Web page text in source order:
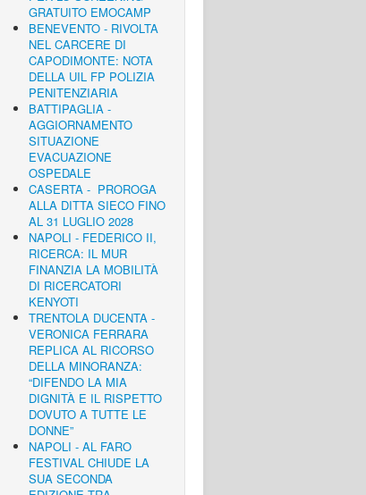
GRATUITO EMOCAMP
BENEVENTO - RIVOLTA
NEL CARCERE DI
CAPODIMONTE: NOTA
DELLA UIL FP POLIZIA
PENITENZIARIA
BATTIPAGLIA -
AGGIORNAMENTO
SITUAZIONE
EVACUAZIONE
OSPEDALE
CASERTA - PROROGA
ALLA DITTA SIECO FINO
AL 31 LUGLIO 2028
NAPOLI - FEDERICO II,
RICERCA: IL MUR
FINANZIA LA MOBILITÀ
DI RICERCATORI
KENYOTI
TRENTOLA DUCENTA -
VERONICA FERRARA
REPLICA AL RICORSO
DELLA MINORANZA:
“DIFENDO LA MIA
DIGNITÀ E IL RISPETTO
DOVUTO A TUTTE LE
DONNE”
NAPOLI - AL FARO
FESTIVAL CHIUDE LA
SUA SECONDA